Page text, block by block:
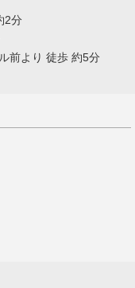
2分
前より 徒歩 約5分